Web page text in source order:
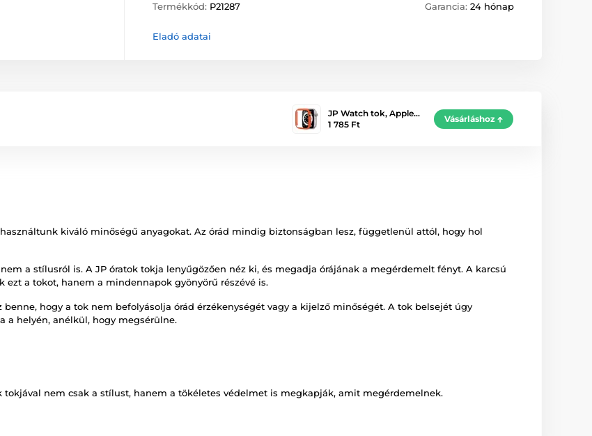
Termékkód: P21287 Garancia: 24 hónap
Eladó adatai
JP Watch tok, Apple…
1 785 Ft
Vásárláshoz
kiváló minőségű anyagokat. Az órád mindig biztonságban lesz, függetlenül attól, hogy hol
a stílusról is. A JP óratok tokja lenyűgözően néz ki, és megadja órájának a megérdemelt fényt. A karcsú
a tokot, hanem a mindennapok gyönyörű részévé is.
benne, hogy a tok nem befolyásolja órád érzékenységét vagy a kijelző minőségét. A tok belsejét úgy
a helyén, anélkül, hogy megsérülne.
tokjával nem csak a stílust, hanem a tökéletes védelmet is megkapják, amit megérdemelnek.